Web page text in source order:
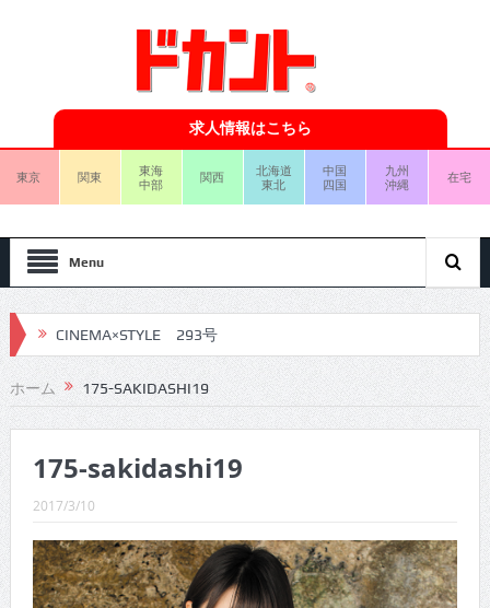
求人情報はこちら
東京 関東
東海
中部
関西
北海道
東北
中国
四国
九州
沖縄
在宅
Menu
CINEMA×STYLE 293号
CINEMA×STYLE 292号
CINEMA×STYLE 291号
CINEMA×STYLE 290号
CINEMA×STYLE 289号
CINEMA×STYLE 288号
CINEMA×STYLE 287号
ホーム 175-SAKIDASHI19
175-sakidashi19
2017/3/10